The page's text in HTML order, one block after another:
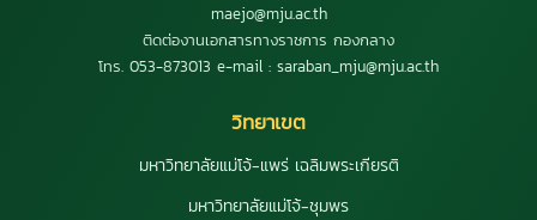
maejo@mju.ac.th
ติดต่องานเอกสารทางราชการ กองกลาง
โทร. 053-873013 e-mail : saraban_mju@mju.ac.th
วิทยาเขต
มหาวิทยาลัยแม่โจ้-แพร่ เฉลิมพระเกียรติ
มหาวิทยาลัยแม่โจ้-ชุมพร